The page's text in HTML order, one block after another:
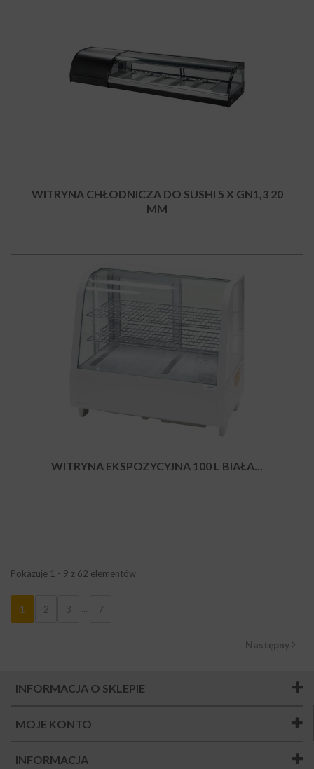
WITRYNA CHŁODNICZA DO SUSHI 5 X GN1,3 20
MM
WITRYNA EKSPOZYCYJNA 100 L BIAŁA...
1 2 3 7
Następny
Pokazuje 1 - 9 z 62 elementów
INFORMACJA O SKLEPIE
MOJE KONTO
INFORMACJA